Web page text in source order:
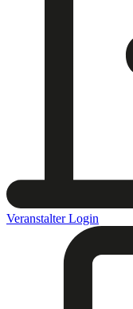
Veranstalter Login